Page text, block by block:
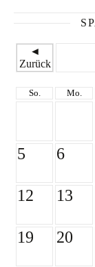
◄
Zurück
So. Mo.
5 6
12 13
19 20